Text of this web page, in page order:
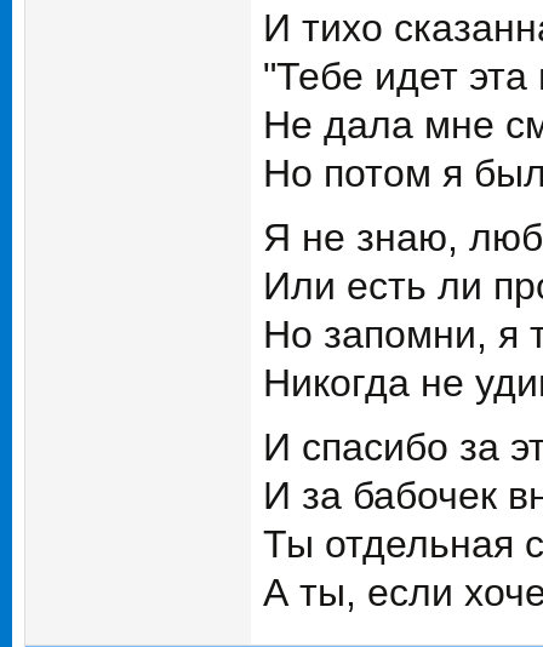
И тихо
"Тебе идет
Не дала мне
Но потом я
Я не знаю,
Или есть ли
Но запомни, я
Никогда не
И спасибо за
И за бабочек
Ты отдельная
А ты, если